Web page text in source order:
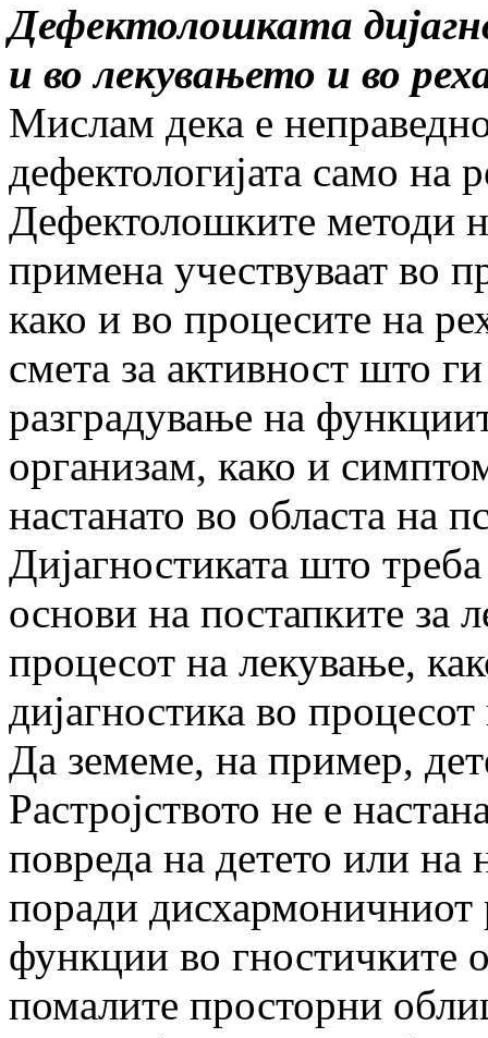
Дефектолошката
и во лекувањето и во
Мислам дека е
дефектологијата само на
Дефектолошките методи
примена учествуваат во
како и во процесите на
смета за активност што
разградување на
организам, како и
настанато во областа на
Дијагностиката што
основи на постапките за
процесот на лекување,
дијагностика во
Да земеме, на пример,
Растројството не е
повреда на детето или на
поради дисхармоничниот
функции во гностичките
помалите просторни